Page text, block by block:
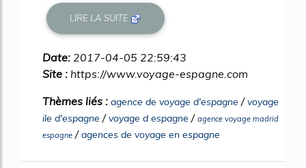
LIRE LA SUITE
Date: 2017-04-05 22:59:43
Site : https://www.voyage-espagne.com
Thèmes liés : agence de voyage d'espagne /voyage
ile d'espagne /voyage d espagne / agence voyage madrid
espagne /agences de voyage en espagne